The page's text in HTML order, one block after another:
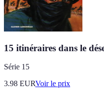
15 itinéraires dans le
Série 15
3.98 EURVoir le prix